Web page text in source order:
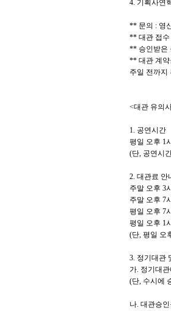
4. 기획사연
** 문의 : 영
** 대관 접
** 승인받은
** 대관 계
주일 전까지
<대관 유의
1. 공연시간
평일 오후 1시
(단, 공연시
2. 대관료 안
주말 오후 3시
주말 오후 7시
평일 오후 7시
평일 오후 1시
(단, 평일 오
3. 정기대관
가. 정기대
(단, 수시에
나. 대관승